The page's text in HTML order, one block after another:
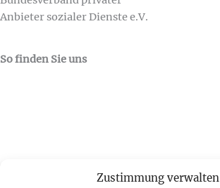
Zustimmung verwalten
Anbieter sozialer Dienste e.V.
So finden Sie uns